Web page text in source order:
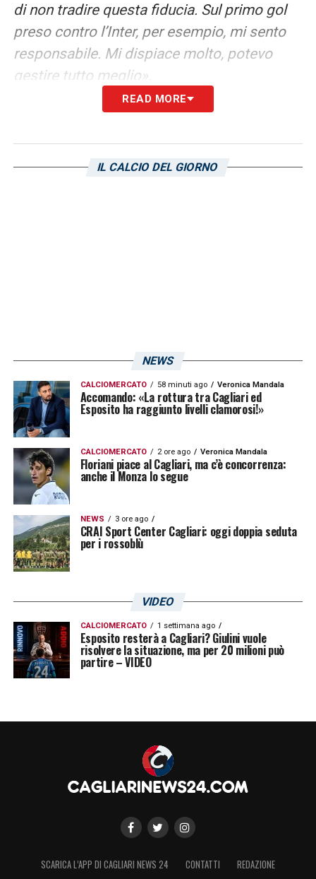
di non tradire questa fiducia. Sul primo gol
preso contro l’Inter, per esempio, mi sento
responsabile. Mi dispiace molto, potevo
gestire tutto meglio».
UN MESSAGGIO A BELOTTI –«Belotti? Gli
Sono sicuro avrà la forza di riprendersi e
CLAUDIO RANIERI –«Ranieri è un simbolo, è
stato capace di darci equilibrio e sicurezza
fin dal primo giorno in cui è arrivato. Per me
è stato molto importante. Mi ha insegnato
cose che mi serviranno tantissimo nella mia
carriera».
LE ULTIME NOTIZIE SUL CAGLIARI
LA PLAYLIST DELLE NOSTRE TOP NEWS
READ MORE
IL CALCIO DEL GIORNO
NEWS
CALCIOMERCATO 58 minuti ago Veronica Mandala
Accomando: «La rottura tra Cagliari ed
Esposito ha raggiunto livelli clamorosi!»
CALCIOMERCATO 2 ore ago Veronica Mandala
Floriani piace al Cagliari, ma c’è concorrenza:
anche il Monza lo segue
NEWS 3 ore ago
CRAI Sport Center Cagliari: oggi doppia seduta
per i rossoblù
VIDEO
CALCIOMERCATO 1 settimana ago
Esposito resterà a Cagliari? Giulini vuole
risolvere la situazione, ma per 20 milioni può
partire – VIDEO
SCARICA L’APP DI CAGLIARI NEWS 24 CONTATTI
REDAZIONE